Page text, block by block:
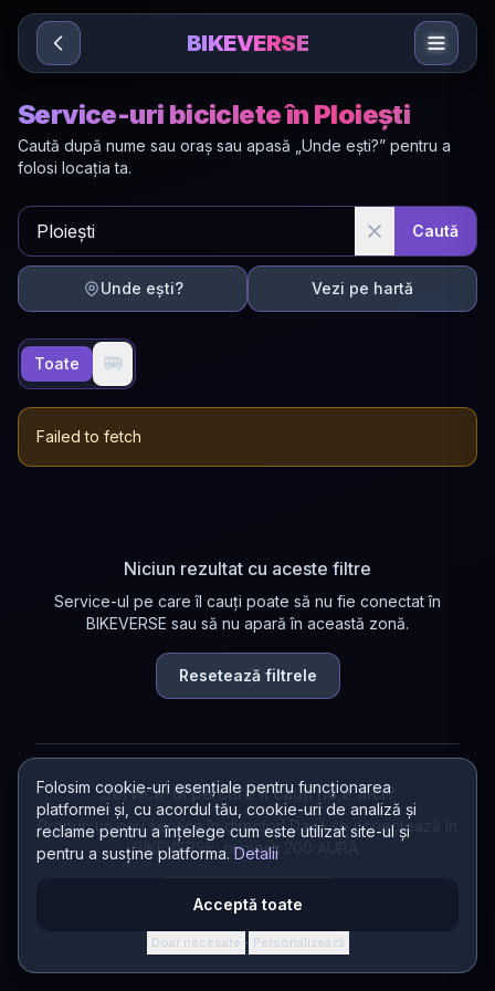
Sari la conținut
Folosim cookie-uri esențiale pentru funcționarea
platformei și, cu acordul tău, cookie-uri de analiză și
reclame pentru a înțelege cum este utilizat site-ul și
pentru a susține platforma. Detalii
Acceptă toate
Doar necesare · Personalizează
BIKEVERSE
Service-uri biciclete în Ploiești
Caută după nume sau oraș sau apasă „Unde ești?” pentru a
folosi locația ta.
Caută
Unde ești? Vezi pe hartă
Toate 🚐
Failed to fetch
Niciun rezultat cu aceste filtre
Service-ul pe care îl cauți poate să nu fie conectat în
BIKEVERSE sau să nu apară în această zonă.
Resetează filtrele
Service-ul pe care îl cauți nu e aici?
Propun un nou service în director! Dacă se conectează în
BIKEVERSE, primești 200 AURA.
Propun un service